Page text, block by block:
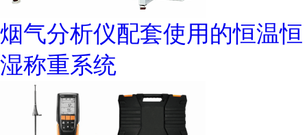
烟气分析仪配套使用的恒温恒
湿称重系统